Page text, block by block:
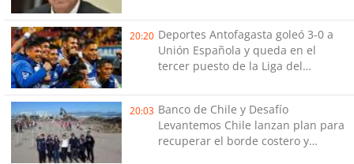
20:20 Deportes Antofagasta goleó 3-0 a
Unión Española y queda en el
tercer puesto de la Liga del
20:03 Banco de Chile y Desafío
Levantemos Chile lanzan plan para
recuperar el borde costero y